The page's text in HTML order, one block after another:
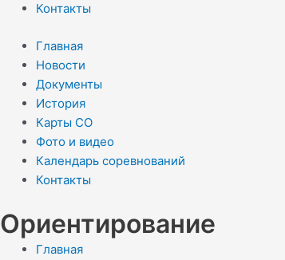
Контакты
Главная
Новости
Документы
История
Карты СО
Фото и видео
Календарь соревнований
Контакты
Ориентирование
Главная